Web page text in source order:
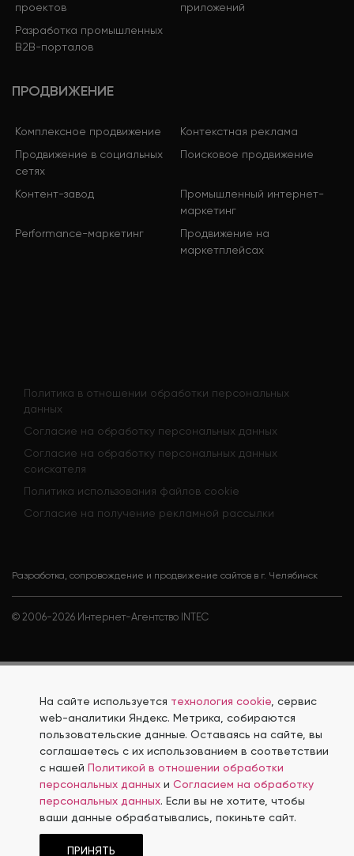
проектов
приложений
Разработка промышленных
B2B-порталов
ПРОДВИЖЕНИЕ
Комплексное продвижение
Контекстная реклама
Продвижение в социальных
сетях
Поисковое продвижение
Контент-завод
Промышленный интернет-
маркетинг
Performance-маркетинг
Продвижение на
маркетплейсах
Политика в отношении обработки персональных
данных
Согласие на обработку персональных данных
Согласие на обработку персональных данных
соискателя
Политика использования файлов cookie
Согласие на получение рекламной рассылки
Разработка, сопровождение и продвижение сайтов в г. Челябинск
© 2006-2026 Интернет-Агентство INTEC
На сайте используется технология cookie , сервис
web-аналитики Яндекс. Метрика, собираются
пользовательские данные. Оставаясь на сайте, вы
соглашаетесь с их использованием в соответствии
с нашей Политикой в отношении обработки
персональных данных и Согласием на обработку
персональных данных. Если вы не хотите, чтобы
ваши данные обрабатывались, покиньте сайт.
ПРИНЯТЬ